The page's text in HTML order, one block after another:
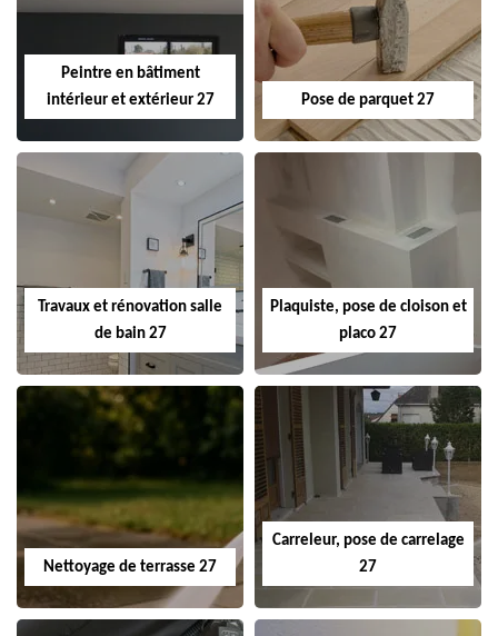
Peintre en bâtiment
intérieur et extérieur 27
Pose de parquet 27
Travaux et rénovation salle
de bain 27
Plaquiste, pose de cloison et
placo 27
Nettoyage de terrasse 27
Carreleur, pose de carrelage
27